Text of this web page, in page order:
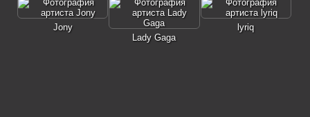
Jony
Lady Gaga
lyriq